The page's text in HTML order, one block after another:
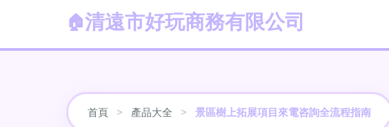
清遠市好玩商務有限公司
首頁 > 產品大全 > 景區樹上拓展項目來電咨詢全流程指南